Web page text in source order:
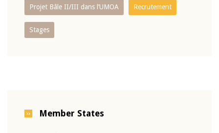
Projet Bâle II/III dans l’UMOA Recrutement
Stages
Member States